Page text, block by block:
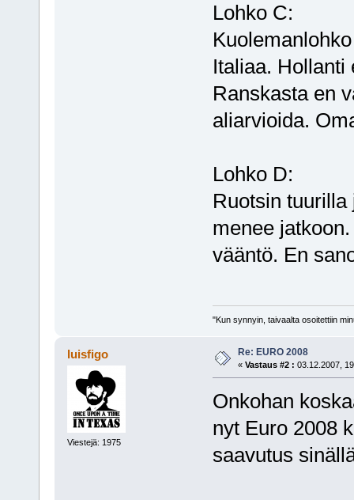
Lohko C:
Italiaa. Hollanti
Ranskasta en
aliarvioida.
Lohko D:
Ruotsin
menee
vääntö. En
"Kun synnyin, taivaalta osoitettiin
luisfigo
Viestejä: 1975
Re: EURO 2008
« Vastaus #2 : 03.12.2007,
Onkohan
nyt Euro 2008
saavutus